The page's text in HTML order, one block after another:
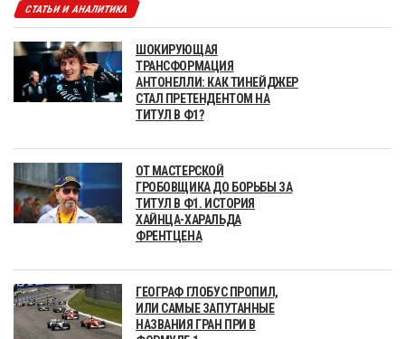
СТАТЬИ И АНАЛИТИКА
ШОКИРУЮЩАЯ
ТРАНСФОРМАЦИЯ
АНТОНЕЛЛИ: КАК ТИНЕЙДЖЕР
СТАЛ ПРЕТЕНДЕНТОМ НА
ТИТУЛ В Ф1?
ОТ МАСТЕРСКОЙ
ГРОБОВЩИКА ДО БОРЬБЫ ЗА
ТИТУЛ В Ф1. ИСТОРИЯ
ХАЙНЦА-ХАРАЛЬДА
ФРЕНТЦЕНА
ГЕОГРАФ ГЛОБУС ПРОПИЛ,
ИЛИ САМЫЕ ЗАПУТАННЫЕ
НАЗВАНИЯ ГРАН ПРИ В